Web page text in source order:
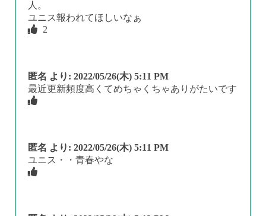
人。
ユニス報われてほしいなぁ
2
匿名 より: 2022/05/26(木) 5:11 PM
最近更新頻度高くてめちゃくちゃありがたいです
匿名 より: 2022/05/26(木) 5:11 PM
ユニス・・青春やな